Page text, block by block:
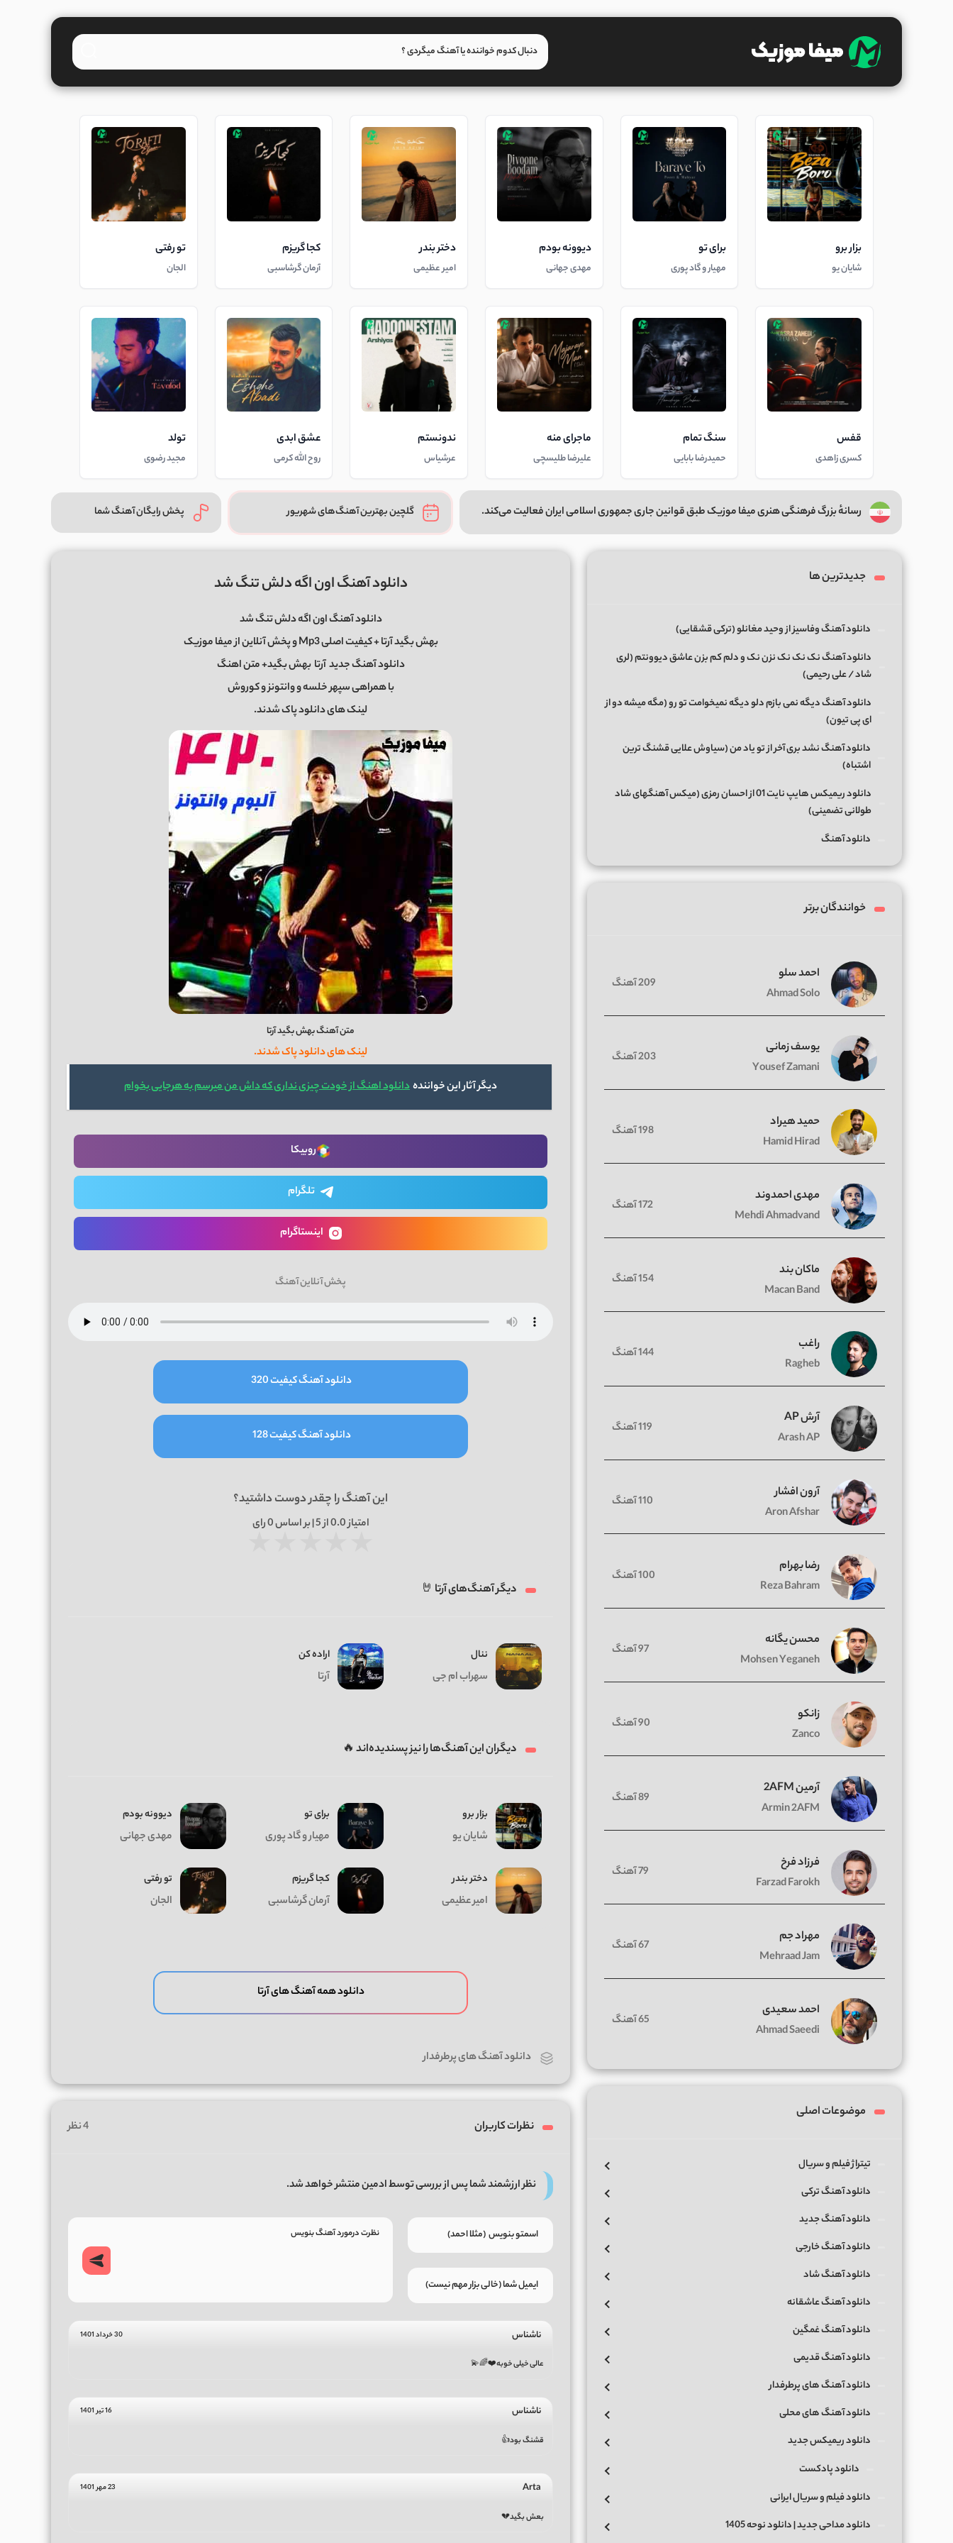
بزار برو
شایان یو
برای تو
مهیار و گاد پوری
دیوونه بودم
مهدی جهانی
دختر بندر
امیر عظیمی
کجا گریزم
آرمان گرشاسبی
تو رفتی
الجان
قفس
کسری زاهدی
سنگ تمام
حمیدرضا بابایی
ماجرای منه
علیرضا طلیسچی
ندونستم
عرشیاس
عشق ابدی
روح الله کرمی
تولد
مجید رضوی
رسانهٔ بزرگ فرهنگی هنری میفا موزیک طبق قوانین جاری جمهوری اسلامی ایران فعالیت می‌کند. گلچین بهترین آهنگ‌های شهریور پخش رایگان آهنگ شما
دانلود آهنگ اون اگه دلش تنگ شد
دانلود آهنگ اون اگه دلش تنگ شد
بهش بگید آرتا + کیفیت اصلی Mp3 و پخش آنلاین از میفا موزیک
دانلود آهنگ جدیدآرتا بهش بگید+ متن اهنگ
با همراهی سپهر خلسه و وانتونز و کوروش
لینک های دانلود پاک شدند.
متن آهنگ بهش بگید آرتا
لینک های دانلود پاک شدند.
دیگر آثار این خوانندهدانلود اهنگ از خودت چیزی نداری که داش من میرسم به هرجایی بخوام
روبیکا
تلگرام
اینستاگرام
پخش آنلاین آهنگ
دانلود آهنگ کیفیت 320
دانلود آهنگ کیفیت 128
این آهنگ را چقدر دوست داشتید؟
امتیاز0.0از 5 | بر اساس 0رای
دیگر آهنگ‌های آرتا 🤘
ننال
سهراب ام جی
اراده کن
آرتا
دیگران این آهنگ‌ها را نیز پسندیده‌اند 🔥
بزار برو
شایان یو
برای تو
مهیار و گاد پوری
دیوونه بودم
مهدی جهانی
دختر بندر
امیر عظیمی
کجا گریزم
آرمان گرشاسبی
تو رفتی
الجان
دانلود همه آهنگ های آرتا
دانلود آهنگ های پرطرفدار
نظرات کاربران 4 نظر
نظر ارزشمند شما پس از بررسی توسط ادمین منتشر خواهد شد.
ناشناس 30 خرداد 1401
عالی خیلی خوبه❤️🌈💫
ناشناس 16 تیر 1401
قشنگ بود👍
Arta 23 مهر 1401
بعش بگید💔
جدیدترین ها
دانلود آهنگ وفاسیز از وحید مغانلو (ترکی قشقایی)
دانلود آهنگ نک نک نک نزن نک و دلم کم بزن عاشق دیوونتم (لری
شاد / علی رحیمی)
دانلود آهنگ دیگه نمی بازم دلو دیگه نمیخوامت تو رو (مگه میشه دو از
ای پی تیون)
دانلود آهنگ نشد بری آخر از تو یاد من (سیاوش علایی قشنگ ترین
اشتباه)
دانلود ریمیکس هایپ نایت 01 از احسان رمزی (میکس آهنگهای شاد
طولانی تضمینی)
دانلود آهنگ
خوانندگان برتر
احمد سلو
Ahmad Solo
209 آهنگ
یوسف زمانی
Yousef Zamani
203 آهنگ
حمید هیراد
Hamid Hirad
198 آهنگ
مهدی احمدوند
Mehdi Ahmadvand
172 آهنگ
ماکان بند
Macan Band
154 آهنگ
راغب
Ragheb
144 آهنگ
آرش AP
Arash AP
119 آهنگ
آرون افشار
Aron Afshar
110 آهنگ
رضا بهرام
Reza Bahram
100 آهنگ
محسن یگانه
Mohsen Yeganeh
97 آهنگ
زانکو
Zanco
90 آهنگ
آرمین 2AFM
Armin 2AFM
89 آهنگ
فرزاد فرخ
Farzad Farokh
79 آهنگ
مهراد جم
Mehraad Jam
67 آهنگ
احمد سعیدی
Ahmad Saeedi
65 آهنگ
موضوعات اصلی
تیتراژ فیلم و سریال
دانلود آهنگ ترکی
دانلود آهنگ جدید
دانلود آهنگ خارجی
دانلود آهنگ شاد
دانلود آهنگ عاشقانه
دانلود آهنگ غمگین
دانلود آهنگ قدیمی
دانلود آهنگ های پرطرفدار
دانلود آهنگ های محلی
دانلود ریمیکس جدید
دانلود پادکست
دانلود فیلم و سریال ایرانی
دانلود مداحی جدید | دانلود نوحه 1405